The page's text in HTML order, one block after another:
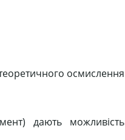
осмислення
дають можливість